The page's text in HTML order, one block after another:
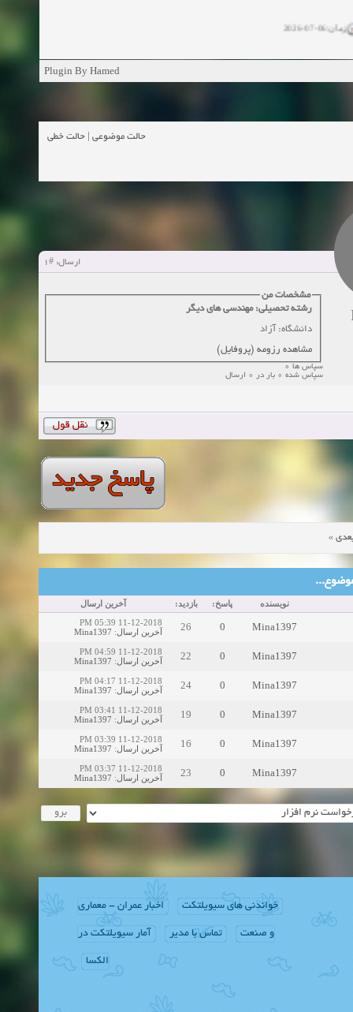
04-2025
زمان:11-11-2024
زمان:10-28-2024
زمان:10-13-2024
Plugin By Hamed
حالت موضوعی حالت خطی
ارسال: #1
مشخصات من
رشته تحصیلی: مهندسی های دیگر
دانشگاه: آزاد
مشاهده رزومه (پروفایل)
سپاس ها 0
سپاس شده 0 بار در 0 ارسال
»
نویسنده پاسخ: بازدید: آخرین ارسال
Mina1397
0
26
11-12-2018 05:39 PM
آخرین ارسال:
Mina1397
Mina1397
0
22
11-12-2018 04:59 PM
آخرین ارسال:
Mina1397
Mina1397
0
24
11-12-2018 04:17 PM
آخرین ارسال:
Mina1397
Mina1397
0
19
11-12-2018 03:41 PM
آخرین ارسال:
Mina1397
Mina1397
0
16
11-12-2018 03:39 PM
آخرین ارسال:
Mina1397
Mina1397
0
23
11-12-2018 03:37 PM
آخرین ارسال:
Mina1397
خواندنی های سیویلتکت اخبار عمران - معماری
و صنعت تماس با مدیر آمار سیویلتکت در
الکسا